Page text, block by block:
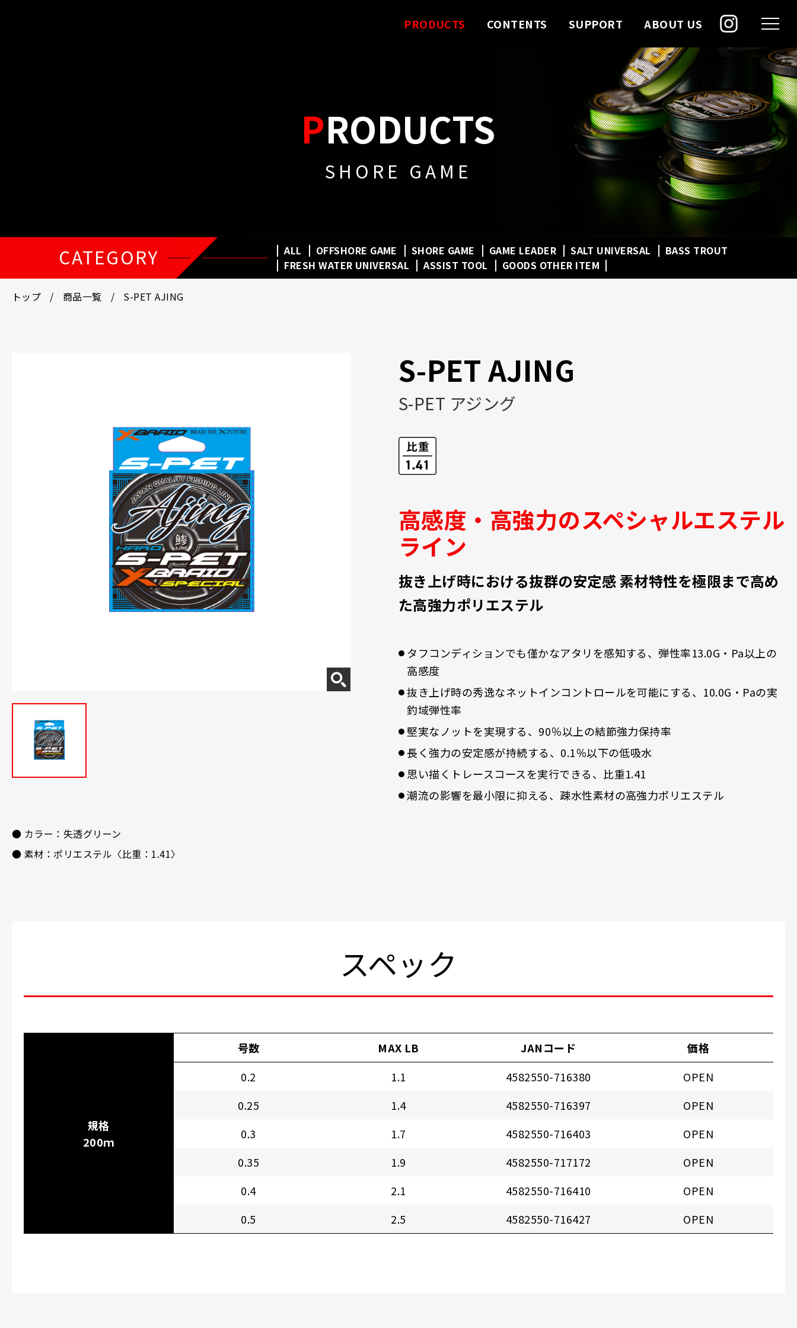
PRODUCTS CONTENTS SUPPORT ABOUT US
PRODUCTS
SHORE GAME
CATEGORY ALL OFFSHORE GAME SHORE GAME GAME LEADER SALT UNIVERSAL
BASS TROUT
FRESH WATER UNIVERSAL
ASSIST TOOL GOODS OTHER ITEM
トップ 商品一覧 S-PET AJING
● カラー：失透グリーン
● 素材：ポリエステル〈比重：1.41〉
S-PET AJING
S-PET アジング
高感度・高強力のスペシャルエステル
ライン
抜き上げ時における抜群の安定感 素材特性を極限まで高め
た高強力ポリエステル
タフコンディションでも僅かなアタリを感知する、弾性率13.0G・Pa以上の
高感度
抜き上げ時の秀逸なネットインコントロールを可能にする、10.0G・Paの実
釣域弾性率
堅実なノットを実現する、90％以上の結節強力保持率
長く強力の安定感が持続する、0.1％以下の低吸水
思い描くトレースコースを実行できる、比重1.41
潮流の影響を最小限に抑える、疎水性素材の高強力ポリエステル
スペック
規格
200ｍ
号数 MAX LB JANコード
価格
0.2
1.1 4582550-716380
OPEN
0.25
1.4 4582550-716397
OPEN
0.3
1.7 4582550-716403
OPEN
0.35
1.9 4582550-717172
OPEN
0.4
2.1 4582550-716410
OPEN
0.5
2.5 4582550-716427 OPEN